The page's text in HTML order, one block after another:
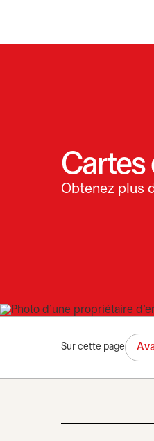
Cartes
Obtenez plus
Sur cette page